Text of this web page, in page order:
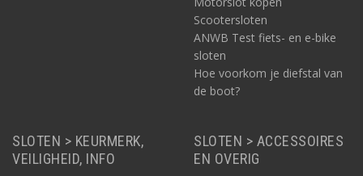
Scootersloten
ANWB Test fiets- en e-bike
sloten
Hoe voorkom je diefstal van
de boot?
SLOTEN > KEURMERK,
VEILIGHEID, INFO
SLOTEN > ACCESSOIRES
EN OVERIG